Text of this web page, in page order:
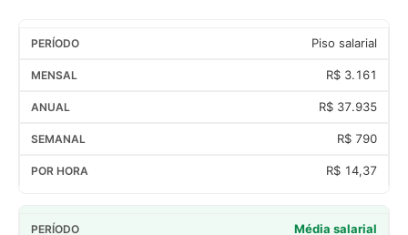
Piso salarial
R$ 3.161
R$ 37.935
R$ 790
R$ 14,37
Média salarial